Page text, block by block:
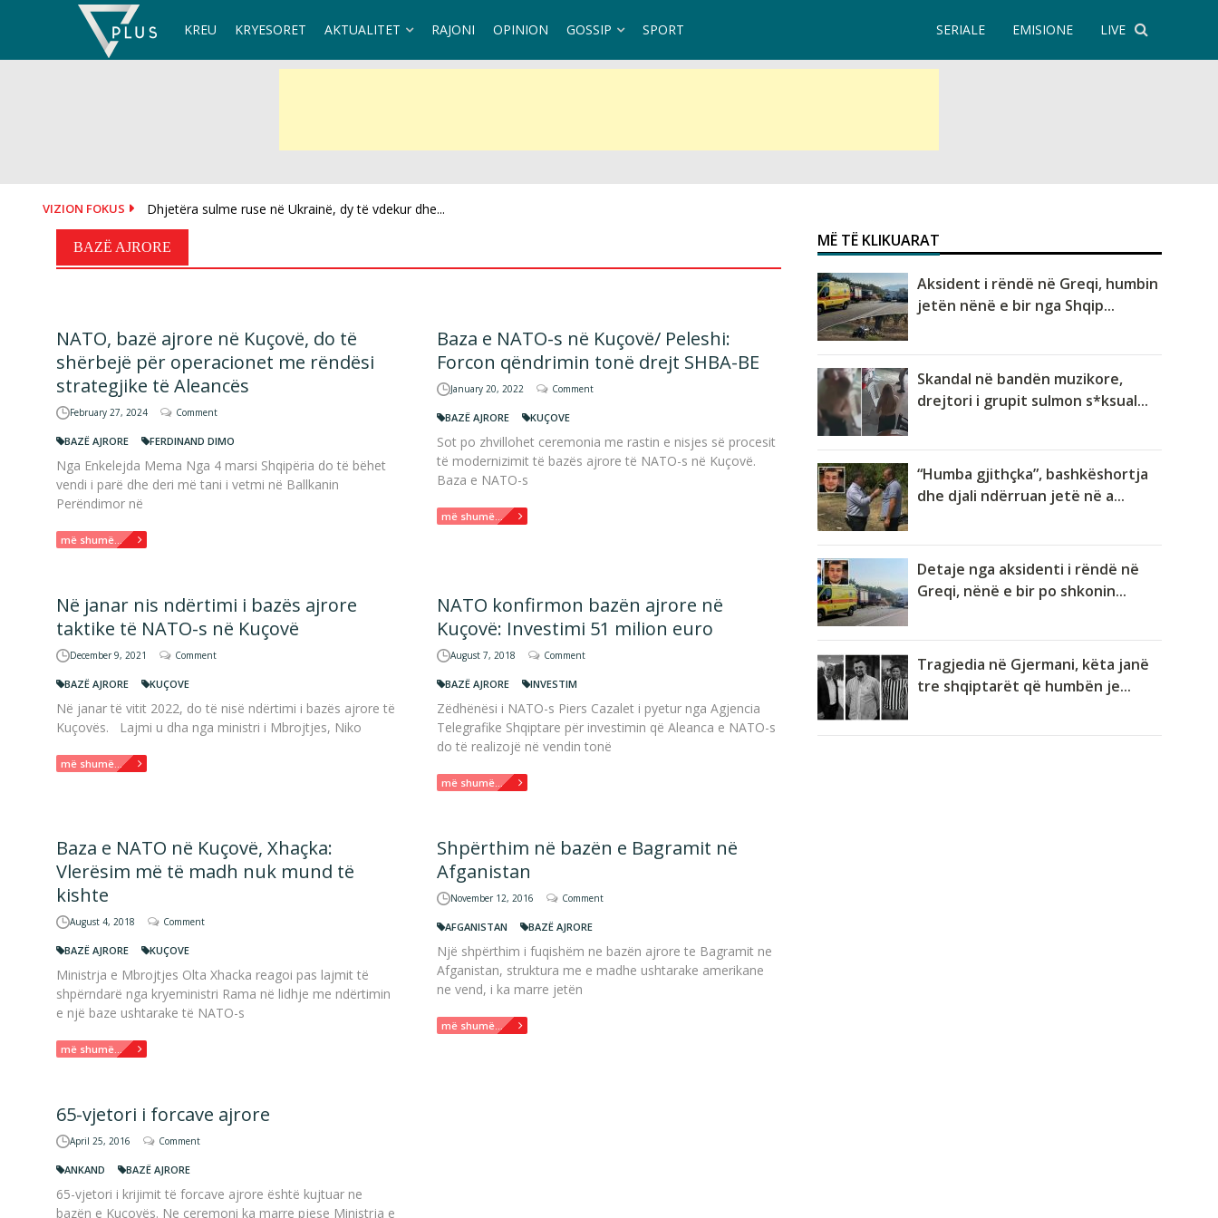
KREU KRYESORET AKTUALITET RAJONI OPINION GOSSIP SPORT LIVE
EMISIONE
SERIALE
VIZION FOKUS Dhjetëra sulme ruse në Ukrainë, dy të vdekur dhe...
BAZË AJRORE
NATO, bazë ajrore në Kuçovë, do të
shërbejë për operacionet me rëndësi
strategjike të Aleancës
February 27, 2024 Comment
BAZË AJRORE FERDINAND DIMO
Nga Enkelejda Mema Nga 4 marsi Shqipëria do të bëhet
vendi i parë dhe deri më tani i vetmi në Ballkanin
Perëndimor në
më shumë...
Baza e NATO-s në Kuçovë/ Peleshi:
Forcon qëndrimin tonë drejt SHBA-BE
January 20, 2022 Comment
BAZË AJRORE KUÇOVE
Sot po zhvillohet ceremonia me rastin e nisjes së procesit
të modernizimit të bazës ajrore të NATO-s në Kuçovë.
Baza e NATO-s
më shumë...
Në janar nis ndërtimi i bazës ajrore
taktike të NATO-s në Kuçovë
December 9, 2021 Comment
BAZË AJRORE KUÇOVE
Në janar të vitit 2022, do të nisë ndërtimi i bazës ajrore të
Kuçovës. Lajmi u dha nga ministri i Mbrojtjes, Niko
më shumë...
NATO konfirmon bazën ajrore në
Kuçovë: Investimi 51 milion euro
August 7, 2018 Comment
BAZË AJRORE INVESTIM
Zëdhënësi i NATO-s Piers Cazalet i pyetur nga Agjencia
Telegrafike Shqiptare për investimin që Aleanca e NATO-s
do të realizojë në vendin tonë
më shumë...
Baza e NATO në Kuçovë, Xhaçka:
Vlerësim më të madh nuk mund të
kishte
August 4, 2018 Comment
BAZË AJRORE KUÇOVE
Ministrja e Mbrojtjes Olta Xhacka reagoi pas lajmit të
shpërndarë nga kryeministri Rama në lidhje me ndërtimin
e një baze ushtarake të NATO-s
më shumë...
Shpërthim në bazën e Bagramit në
Afganistan
November 12, 2016 Comment
AFGANISTAN BAZË AJRORE
Një shpërthim i fuqishëm ne bazën ajrore te Bagramit ne
Afganistan, struktura me e madhe ushtarake amerikane
ne vend, i ka marre jetën
më shumë...
65-vjetori i forcave ajrore
April 25, 2016 Comment
ANKAND BAZË AJRORE
65-vjetori i krijimit të forcave ajrore është kujtuar ne
bazën e Kuçovës. Ne ceremoni ka marre pjese Ministrja e
MË TË KLIKUARAT
Aksident i rëndë në Greqi, humbin
jetën nënë e bir nga Shqip...
Skandal në bandën muzikore,
drejtori i grupit sulmon s*ksual...
“Humba gjithçka”, bashkëshortja
dhe djali ndërruan jetë në a...
Detaje nga aksidenti i rëndë në
Greqi, nënë e bir po shkonin...
Tragjedia në Gjermani, këta janë
tre shqiptarët që humbën je...